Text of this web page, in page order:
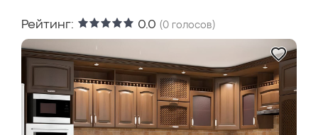
Рейтинг: 0.0 (0 голосов)